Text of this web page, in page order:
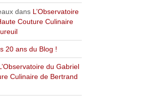
dans L’Observatoire
Couture Culinaire
20 ans du Blog !
du Gabriel
Culinaire de Bertrand